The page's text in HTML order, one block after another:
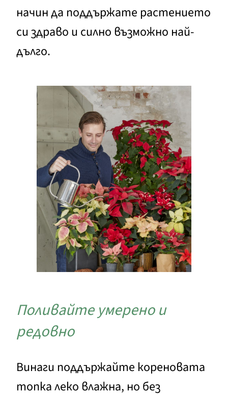
начин да поддържате растението
си здраво и силно възможно най-
дълго.
Поливайте умерено и
редовно
Винаги поддържайте кореновата
топка леко влажна, но без